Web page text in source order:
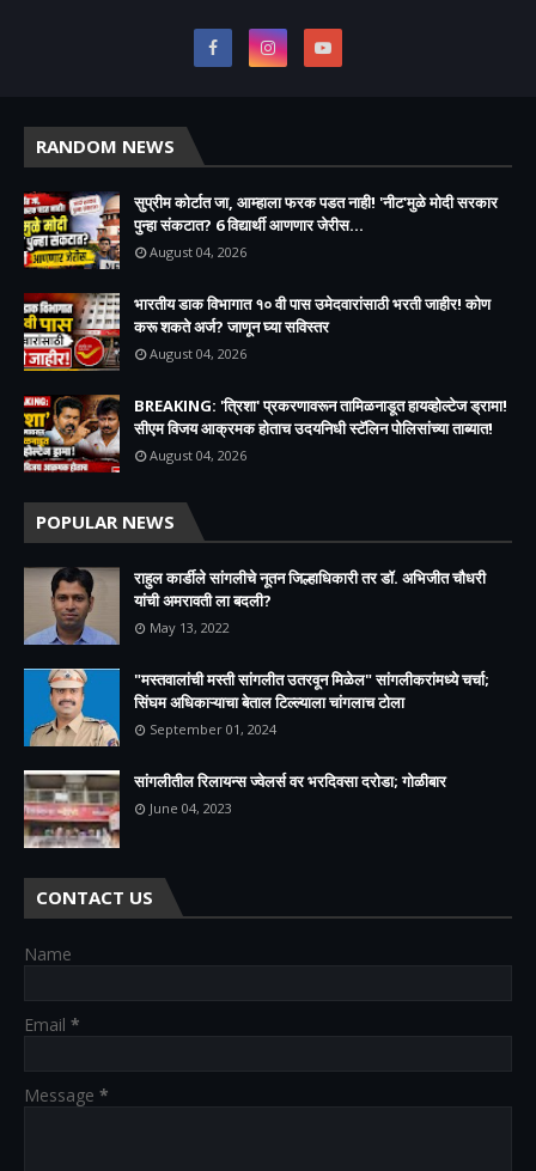
RANDOM NEWS
सुप्रीम कोर्टात जा, आम्हाला फरक पडत नाही! 'नीट'मुळे मोदी सरकार
पुन्हा संकटात? 6 विद्यार्थी आणणार जेरीस...
August 04, 2026
भारतीय डाक विभागात १० वी पास उमेदवारांसाठी भरती जाहीर! कोण
करू शकते अर्ज? जाणून घ्या सविस्तर
August 04, 2026
BREAKING: 'त्रिशा' प्रकरणावरून तामिळनाडूत हायव्होल्टेज ड्रामा!
सीएम विजय आक्रमक होताच उदयनिधी स्टॅलिन पोलिसांच्या ताब्यात!
August 04, 2026
POPULAR NEWS
राहुल कार्डीले सांगलीचे नूतन जिल्हाधिकारी तर डॉ. अभिजीत चौधरी
यांची अमरावती ला बदली?
May 13, 2022
"मस्तवालांची मस्ती सांगलीत उतरवून मिळेल" सांगलीकरांमध्ये चर्चा;
सिंघम अधिकाऱ्याचा बेताल टिल्ल्याला चांगलाच टोला
September 01, 2024
सांगलीतील रिलायन्स ज्वेलर्स वर भरदिवसा दरोडा; गोळीबार
June 04, 2023
CONTACT US
Name
Email *
Message *